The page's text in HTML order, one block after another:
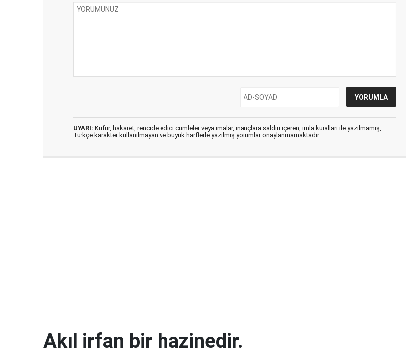
UYARI: Küfür, hakaret, rencide edici cümleler veya imalar, inançlara saldırı içeren, imla kuralları ile yazılmamış,
Türkçe karakter kullanılmayan ve büyük harflerle yazılmış yorumlar onaylanmamaktadır.
Akıl irfan bir hazinedir.